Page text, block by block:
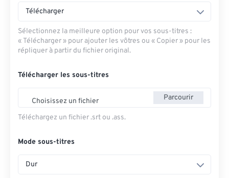
Télécharger
Sélectionnez la meilleure option pour vos sous-titres :
« Télécharger » pour ajouter les vôtres ou « Copier » pour les
répliquer à partir du fichier original.
Télécharger les sous-titres
Choisissez un fichier Parcourir
Téléchargez un fichier .srt ou .ass.
Mode sous-titres
Dur